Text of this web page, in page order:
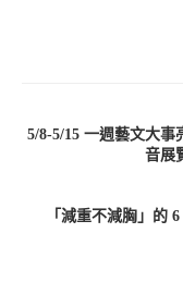
5/8-5/15 一週藝文大
音展
「減重不減胸」的